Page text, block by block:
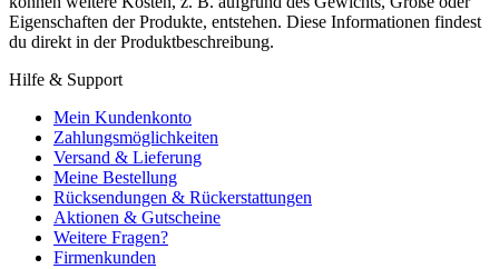
Eigenschaften der Produkte, entstehen. Diese Informationen findest
du direkt in der Produktbeschreibung.
Hilfe & Support
Mein Kundenkonto
Zahlungsmöglichkeiten
Versand & Lieferung
Meine Bestellung
Rücksendungen & Rückerstattungen
Aktionen & Gutscheine
Weitere Fragen?
Firmenkunden